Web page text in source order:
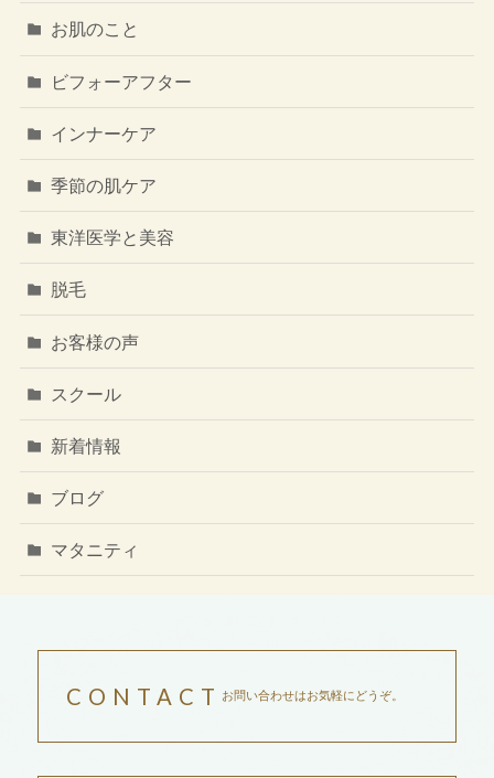
お肌のこと
ビフォーアフター
インナーケア
季節の肌ケア
東洋医学と美容
脱毛
お客様の声
スクール
新着情報
ブログ
マタニティ
CONTACT お問い合わせはお気軽にどうぞ。